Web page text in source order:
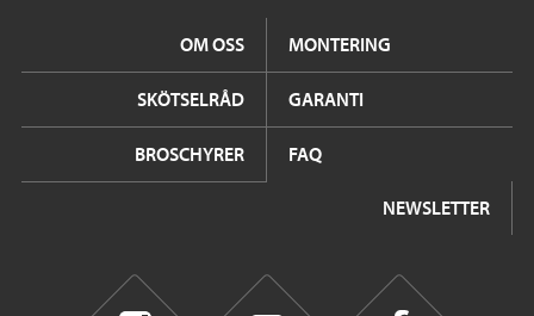
OM OSS MONTERING
SKÖTSELRÅD GARANTI
BROSCHYRER FAQ
NEWSLETTER